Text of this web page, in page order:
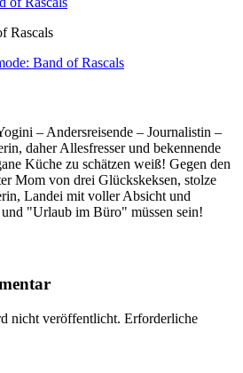
Rascals
Band of Rascals
– Andersreisende – Journalistin –
daher Allesfresser und bekennende
Küche zu schätzen weiß! Gegen den
Mom von drei Glückskeksen, stolze
Landei mit voller Absicht und
"Urlaub im Büro" müssen sein!
nicht veröffentlicht. Erforderliche